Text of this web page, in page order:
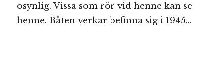
osynlig. Vissa som rör vid henne kan se
henne. Båten verkar befinna sig i 1945…